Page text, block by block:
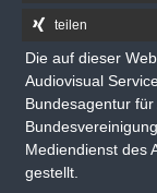
teilen
Die auf dieser
Audiovisual
Bundesagentur
Mediendienst des
gestellt.